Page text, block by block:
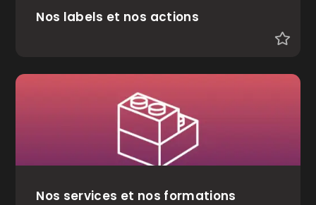
Nos labels et nos actions
Nos services et nos formations